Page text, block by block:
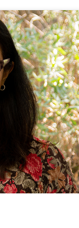
de
realizará el
de Trabajo Social.
renovar es
serán entregadas
interna que
entregados por
la Escuela de
Conflicto y